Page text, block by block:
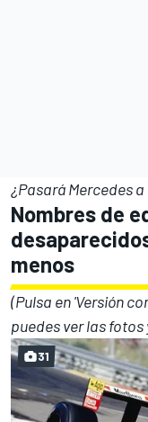
¿Pasará Mercedes
Nombres de
menos
(Pulsa en 'Versión
puedes ver las
31